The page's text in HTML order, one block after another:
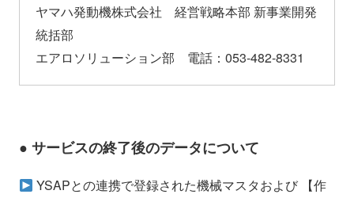
ヤマハ発動機株式会社 経営戦略本部 新事業開発
統括部
エアロソリューション部 電話：053-482-8331
● サービスの終了後のデータについて
YSAPとの連携で登録された機械マスタおよび 【作